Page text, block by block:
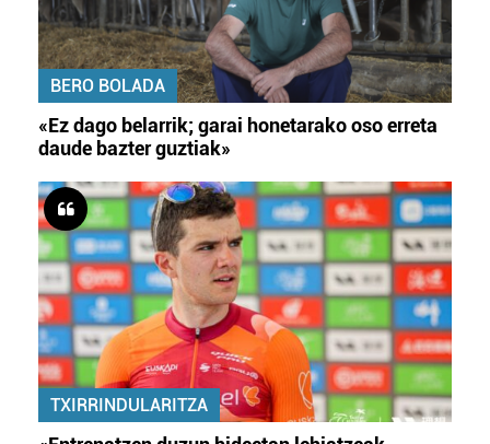
BERO BOLADA
«Ez dago belarrik; garai honetarako oso erreta
daude bazter guztiak»
TXIRRINDULARITZA